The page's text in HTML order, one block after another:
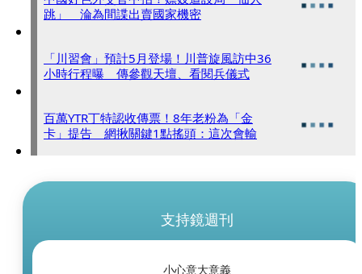
跳」 淪為間諜出賣國家機密
「川習會」預計5月登場！川普旋風訪中36
小時行程曝 傳參觀天壇、看閱兵儀式
百萬YTR丁特認收傳票！8年老粉為「金
卡」提告 網揪關鍵1點搖頭：這次會輸
支持鏡週刊
小心意大意義